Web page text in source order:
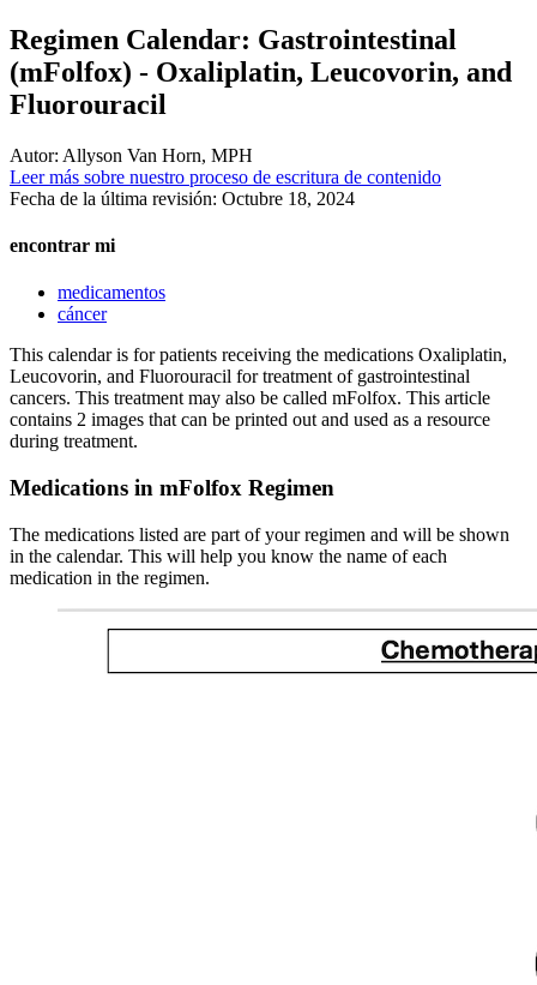
Regimen Calendar: Gastrointestinal
(mFolfox) - Oxaliplatin, Leucovorin, and
Fluorouracil
Autor: Allyson Van Horn, MPH
Leer más sobre nuestro proceso de escritura de contenido
Fecha de la última revisión: Octubre 18, 2024
encontrar mi
medicamentos
cáncer
This calendar is for patients receiving the medications Oxaliplatin,
Leucovorin, and Fluorouracil for treatment of gastrointestinal
cancers. This treatment may also be called mFolfox. This article
contains 2 images that can be printed out and used as a resource
during treatment.
Medications in mFolfox Regimen
The medications listed are part of your regimen and will be shown
in the calendar. This will help you know the name of each
medication in the regimen.